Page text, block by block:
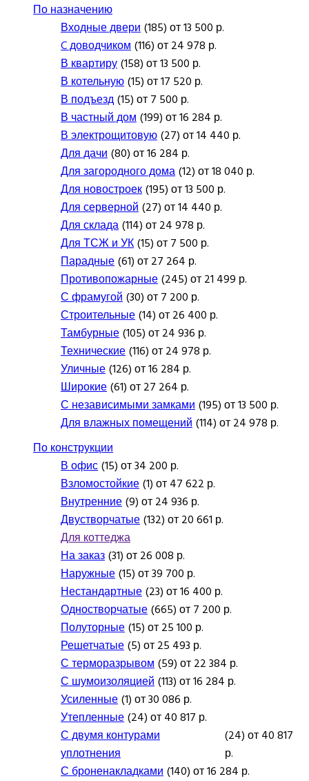
По назначению
Входные двери(185) от 13 500 р.
C доводчиком(116) от 24 978 р.
В квартиру(158) от 13 500 р.
В котельную(15) от 17 520 р.
В подъезд(15) от 7 500 р.
В частный дом(199) от 16 284 р.
В электрощитовую(27) от 14 440 р.
Для дачи(80) от 16 284 р.
Для загородного дома(12) от 18 040 р.
Для новостроек(195) от 13 500 р.
Для серверной(27) от 14 440 р.
Для склада(114) от 24 978 р.
Для ТСЖ и УК(15) от 7 500 р.
Парадные(61) от 27 264 р.
Противопожарные(245) от 21 499 р.
С фрамугой(30) от 7 200 р.
Строительные(14) от 26 400 р.
Тамбурные(105) от 24 936 р.
Технические(116) от 24 978 р.
Уличные(126) от 16 284 р.
Широкие(61) от 27 264 р.
С независимыми замками(195) от 13 500 р.
Для влажных помещений(114) от 24 978 р.
По конструкции
В офис(15) от 34 200 р.
Взломостойкие(1) от 47 622 р.
Внутренние(9) от 24 936 р.
Двустворчатые(132) от 20 661 р.
Для коттеджа
На заказ(31) от 26 008 р.
Наружные(15) от 39 700 р.
Нестандартные(23) от 16 400 р.
Одностворчатые(665) от 7 200 р.
Полуторные(15) от 25 100 р.
Решетчатые(5) от 25 493 р.
С терморазрывом(59) от 22 384 р.
С шумоизоляцией(113) от 16 284 р.
Усиленные(1) от 30 086 р.
Утепленные(24) от 40 817 р.
С двумя контурами
уплотнения
(24) от 40 817
р.
С броненакладками(140) от 16 284 р.